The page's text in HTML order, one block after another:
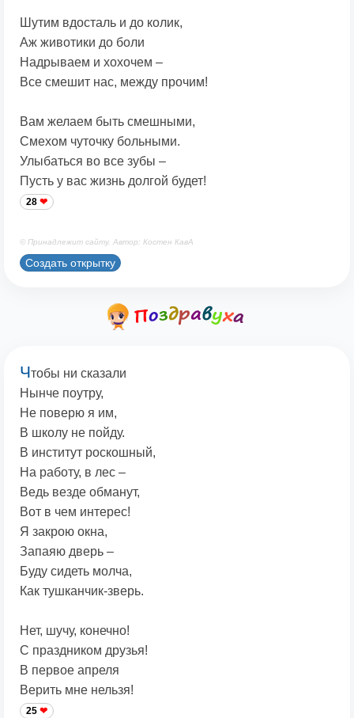
Шутим вдосталь и до колик,
Аж животики до боли
Надрываем и хохочем –
Все смешит нас, между прочим!
Вам желаем быть смешными,
Смехом чуточку больными.
Улыбаться во все зубы –
Пусть у вас жизнь долгой будет!
28
© Принадлежит сайту. Автор: Костен КавА
Создать открытку
Чтобы ни сказали
Нынче поутру,
Не поверю я им,
В школу не пойду.
В институт роскошный,
На работу, в лес –
Ведь везде обманут,
Вот в чем интерес!
Я закрою окна,
Запаяю дверь –
Буду сидеть молча,
Как тушканчик-зверь.
Нет, шучу, конечно!
С праздником друзья!
В первое апреля
Верить мне нельзя!
25